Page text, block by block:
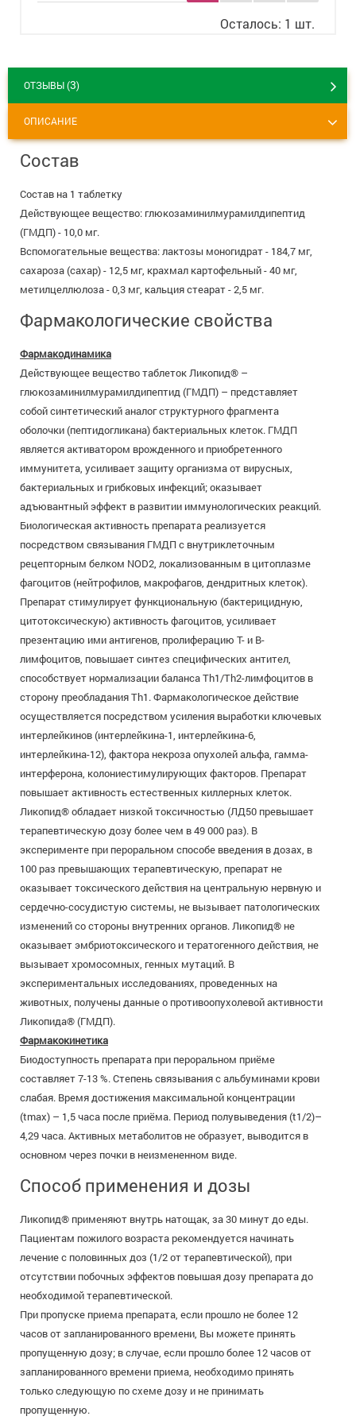
Осталось: 1 шт.
ОТЗЫВЫ (3)
ОПИСАНИЕ
Состав
Состав на 1 таблетку
Действующее вещество: глюкозаминилмурамилдипептид
(ГМДП) - 10,0 мг.
Вспомогательные вещества: лактозы моногидрат - 184,7 мг,
сахароза (сахар) - 12,5 мг, крахмал картофельный - 40 мг,
метилцеллюлоза - 0,3 мг, кальция стеарат - 2,5 мг.
Фармакологические свойства
Фармакодинамика
Действующее вещество таблеток Ликопид® –
глюкозаминилмурамилдипептид (ГМДП) – представляет
собой синтетический аналог структурного фрагмента
оболочки (пептидогликана) бактериальных клеток. ГМДП
является активатором врожденного и приобретенного
иммунитета, усиливает защиту организма от вирусных,
бактериальных и грибковых инфекций; оказывает
адъювантный эффект в развитии иммунологических реакций.
Биологическая активность препарата реализуется
посредством связывания ГМДП с внутриклеточным
рецепторным белком NOD2, локализованным в цитоплазме
фагоцитов (нейтрофилов, макрофагов, дендритных клеток).
Препарат стимулирует функциональную (бактерицидную,
цитотоксическую) активность фагоцитов, усиливает
презентацию ими антигенов, пролиферацию Т- и В-
лимфоцитов, повышает синтез специфических антител,
способствует нормализации баланса Th1/Th2-лимфоцитов в
сторону преобладания Th1. Фармакологическое действие
осуществляется посредством усиления выработки ключевых
интерлейкинов (интерлейкина-1, интерлейкина-6,
интерлейкина-12), фактора некроза опухолей альфа, гамма-
интерферона, колониестимулирующих факторов. Препарат
повышает активность естественных киллерных клеток.
Ликопид® обладает низкой токсичностью (ЛД50 превышает
терапевтическую дозу более чем в 49 000 раз). В
эксперименте при пероральном способе введения в дозах, в
100 раз превышающих терапевтическую, препарат не
оказывает токсического действия на центральную нервную и
сердечно-сосудистую системы, не вызывает патологических
изменений со стороны внутренних органов. Ликопид® не
оказывает эмбриотоксического и тератогенного действия, не
вызывает хромосомных, генных мутаций. В
экспериментальных исследованиях, проведенных на
животных, получены данные о противоопухолевой активности
Ликопида® (ГМДП).
Фармакокинетика
Биодоступность препарата при пероральном приёме
составляет 7-13 %. Степень связывания с альбуминами крови
слабая. Время достижения максимальной концентрации
(tmax) – 1,5 часа после приёма. Период полувыведения (t1/2)–
4,29 часа. Активных метаболитов не образует, выводится в
основном через почки в неизмененном виде.
Способ применения и дозы
Ликопид® применяют внутрь натощак, за 30 минут до еды.
Пациентам пожилого возраста рекомендуется начинать
лечение с половинных доз (1/2 от терапевтической), при
отсутствии побочных эффектов повышая дозу препарата до
необходимой терапевтической.
При пропуске приема препарата, если прошло не более 12
часов от запланированного времени, Вы можете принять
пропущенную дозу; в случае, если прошло более 12 часов от
запланированного времени приема, необходимо принять
только следующую по схеме дозу и не принимать
пропущенную.